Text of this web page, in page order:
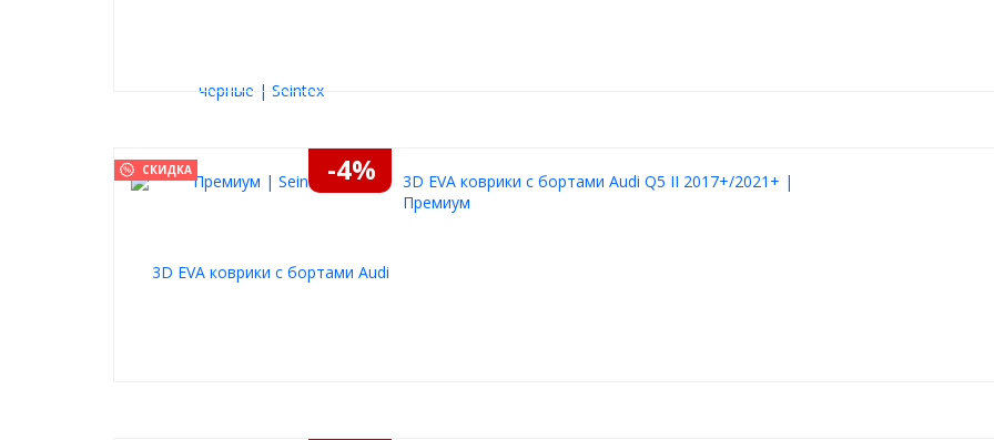
СКИДКА -4%
3D EVA коврики с бортами Audi Q5 II 2017+/2021+ |
Премиум